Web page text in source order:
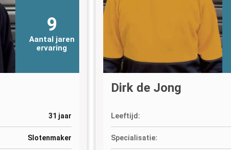
9
Aantal jaren
ervaring
31 jaar
Slotenmaker
Dirk de Jong
Leeftijd:
Specialisatie: